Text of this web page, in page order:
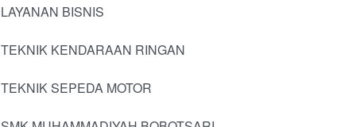
LAYANAN BISNIS
TEKNIK KENDARAAN RINGAN
TEKNIK SEPEDA MOTOR